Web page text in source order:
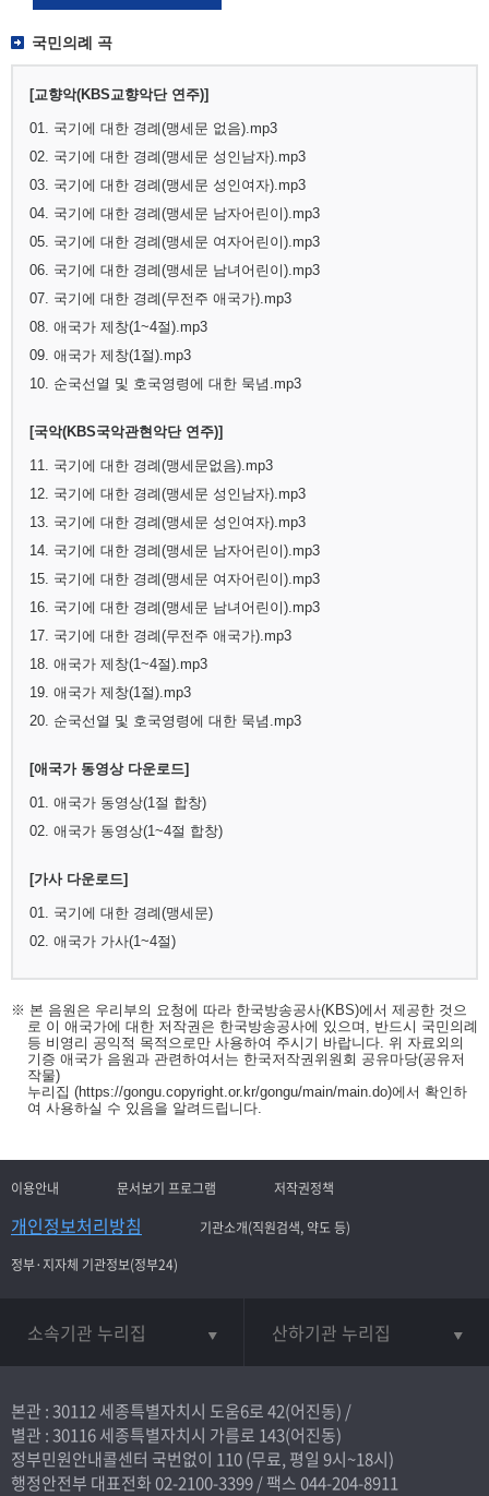
국민의례 곡
[교향악(KBS교향악단 연주)]
01. 국기에 대한 경례(맹세문 없음).mp3
02. 국기에 대한 경례(맹세문 성인남자).mp3
03. 국기에 대한 경례(맹세문 성인여자).mp3
04. 국기에 대한 경례(맹세문 남자어린이).mp3
05. 국기에 대한 경례(맹세문 여자어린이).mp3
06. 국기에 대한 경례(맹세문 남녀어린이).mp3
07. 국기에 대한 경례(무전주 애국가).mp3
08. 애국가 제창(1~4절).mp3
09. 애국가 제창(1절).mp3
10. 순국선열 및 호국영령에 대한 묵념.mp3
[국악(KBS국악관현악단 연주)]
11. 국기에 대한 경례(맹세문없음).mp3
12. 국기에 대한 경례(맹세문 성인남자).mp3
13. 국기에 대한 경례(맹세문 성인여자).mp3
14. 국기에 대한 경례(맹세문 남자어린이).mp3
15. 국기에 대한 경례(맹세문 여자어린이).mp3
16. 국기에 대한 경례(맹세문 남녀어린이).mp3
17. 국기에 대한 경례(무전주 애국가).mp3
18. 애국가 제창(1~4절).mp3
19. 애국가 제창(1절).mp3
20. 순국선열 및 호국영령에 대한 묵념.mp3
[애국가 동영상 다운로드]
01. 애국가 동영상(1절 합창)
02. 애국가 동영상(1~4절 합창)
[가사 다운로드]
01. 국기에 대한 경례(맹세문)
02. 애국가 가사(1~4절)
※ 본 음원은 우리부의 요청에 따라 한국방송공사(KBS)에서 제공한 것으
로 이 애국가에 대한 저작권은 한국방송공사에 있으며, 반드시 국민의례
등 비영리 공익적 목적으로만 사용하여 주시기 바랍니다. 위 자료외의
기증 애국가 음원과 관련하여서는 한국저작권위원회 공유마당(공유저
작물)
누리집 (https://gongu.copyright.or.kr/gongu/main/main.do)에서 확인하
여 사용하실 수 있음을 알려드립니다.
이용안내 문서보기 프로그램 저작권정책
개인정보처리방침
기관소개(직원검색, 약도 등)
정부·지자체 기관정보(정부24)
소속기관 누리집 산하기관 누리집
본관 : 30112 세종특별자치시 도움6로 42(어진동) /
별관 : 30116 세종특별자치시 가름로 143(어진동)
정부민원안내콜센터 국번없이 110(무료, 평일 9시~18시)
행정안전부 대표전화02-2100-3399/ 팩스 044-204-8911